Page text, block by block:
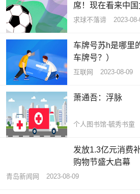
席！现在看来中
求球不落谛 2023-
车牌号苏h是哪里
车牌号？）
互联网 2023-08-09
萧通吾：浮脉
个人图书馆-毓秀书童
发放1.3亿元消费
购物节盛大启幕
青岛新闻网 2023-08-09